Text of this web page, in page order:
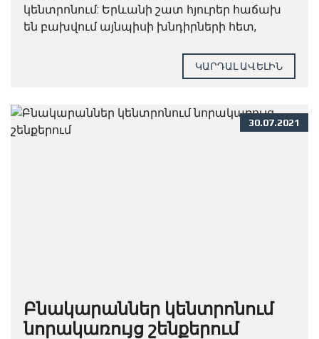
կենտրոնում: Երևանի շատ հյուրեր հաճախ
են բախվում այնպիսի խնդիրների հետ,
հարմար կացարան գտնել արձակուրդը
հարմար անցկացնելու համար։
ԿԱՐԴԱԼ ԱՎԵԼԻՆ
30.07.2021
Բնակարաններ կենտրոնում
նորակառույց շենքերում